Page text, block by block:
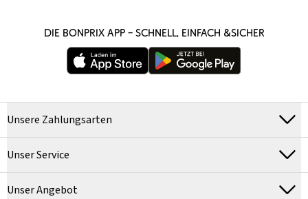
DIE BONPRIX APP – SCHNELL, EINFACH &SICHER
Unsere Zahlungsarten
Unser Service
Unser Angebot